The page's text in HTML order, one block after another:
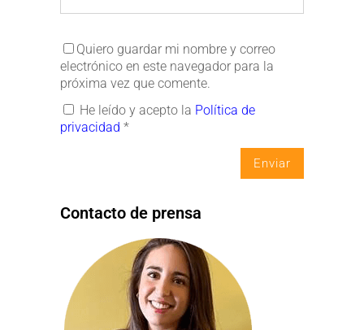
Quiero guardar mi nombre y correo
electrónico en este navegador para la
próxima vez que comente.
He leído y acepto la Política de
privacidad *
Contacto de prensa